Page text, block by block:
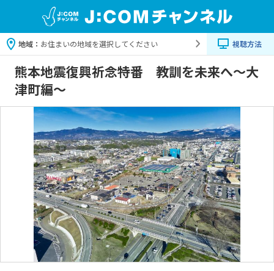
地域： お住まいの地域を選択してください 視聴方法
熊本地震復興祈念特番 教訓を未来へ～大
津町編～